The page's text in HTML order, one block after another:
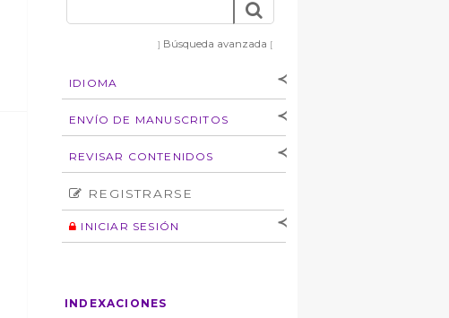
] Búsqueda avanzada [
IDIOMA
[Español ] [English]
ENVÍO DE MANUSCRITOS
autores
Derechos de autoría
Normas éticas
REVISAR CONTENIDOS
Número
Autor
REGISTRARSE
INICIAR SESIÓN
INDEXACIONES